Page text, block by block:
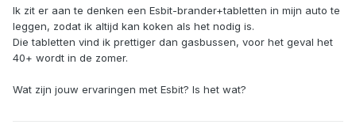
Ik zit er aan te denken een Esbit-brander+tabletten in mijn auto te
leggen, zodat ik altijd kan koken als het nodig is.
Die tabletten vind ik prettiger dan gasbussen, voor het geval het
40+ wordt in de zomer.
Wat zijn jouw ervaringen met Esbit? Is het wat?